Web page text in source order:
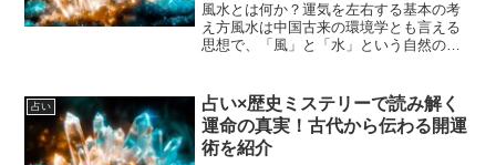
風水とは何か？運気を左右する基本の考
え方風水は中国古来の環境学とも言える
思想で、「風」と「水」という自然の要
ます。単なるインテリアの配置方法に留
まらず、気の流れや方位、...
占い
占い×歴史ミステリーで読み解く
運命の真実！古代から伝わる開運
術を紹介